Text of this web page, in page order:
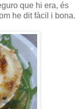
que hi era, és
he dit fàcil i bona.